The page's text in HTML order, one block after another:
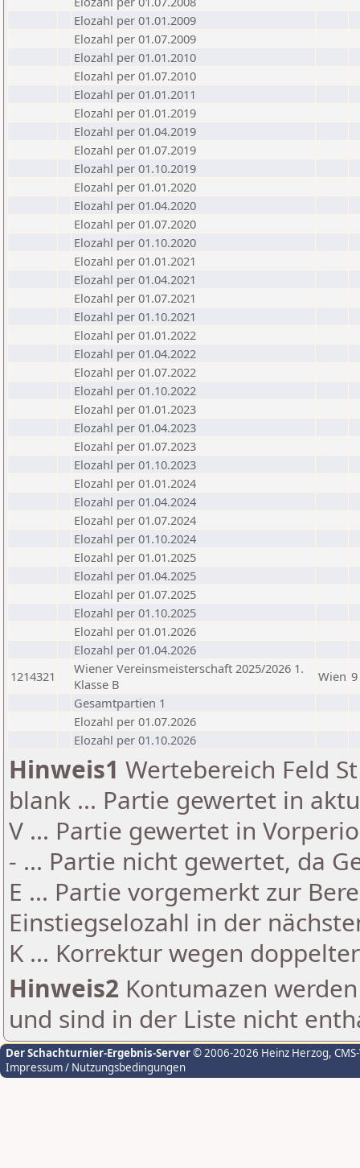
Elozahl per 01.01.2009
Elozahl per 01.07.2009
Elozahl per 01.01.2010
Elozahl per 01.07.2010
Elozahl per 01.01.2011
Elozahl per 01.01.2019
Elozahl per 01.04.2019
Elozahl per 01.07.2019
Elozahl per 01.10.2019
Elozahl per 01.01.2020
Elozahl per 01.04.2020
Elozahl per 01.07.2020
Elozahl per 01.10.2020
Elozahl per 01.01.2021
Elozahl per 01.04.2021
Elozahl per 01.07.2021
Elozahl per 01.10.2021
Elozahl per 01.01.2022
Elozahl per 01.04.2022
Elozahl per 01.07.2022
Elozahl per 01.10.2022
Elozahl per 01.01.2023
Elozahl per 01.04.2023
Elozahl per 01.07.2023
Elozahl per 01.10.2023
Elozahl per 01.01.2024
Elozahl per 01.04.2024
Elozahl per 01.07.2024
Elozahl per 01.10.2024
Elozahl per 01.01.2025
Elozahl per 01.04.2025
Elozahl per 01.07.2025
Elozahl per 01.10.2025
Elozahl per 01.01.2026
Elozahl per 01.04.2026
1214321
Wiener Vereinsmeisterschaft 2025/2026 1.
Klasse B
Wien 9
Gesamtpartien 1
Elozahl per 01.07.2026
Elozahl per 01.10.2026
Hinweis1 Wertebereich Feld
blank ... Partie gewertet in
V ... Partie gewertet in
- ... Partie nicht gewertet, da
E ... Partie vorgemerkt zur
Einstiegselozahl in der
K ... Korrektur wegen
Hinweis2 Kontumazen
und sind in der Liste nicht
Der Schachturnier-Ergebnis-Server© 2006-2026 Heinz Herzog,
Impressum / Nutzungsbedingungen